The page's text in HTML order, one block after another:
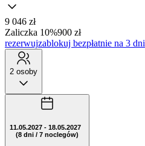
9 046 zł
Zaliczka 10%900 zł
rezerwujzablokuj bezpłatnie na 3 dni
2 osoby
11.05.2027 - 18.05.2027
(8 dni / 7 noclegów)